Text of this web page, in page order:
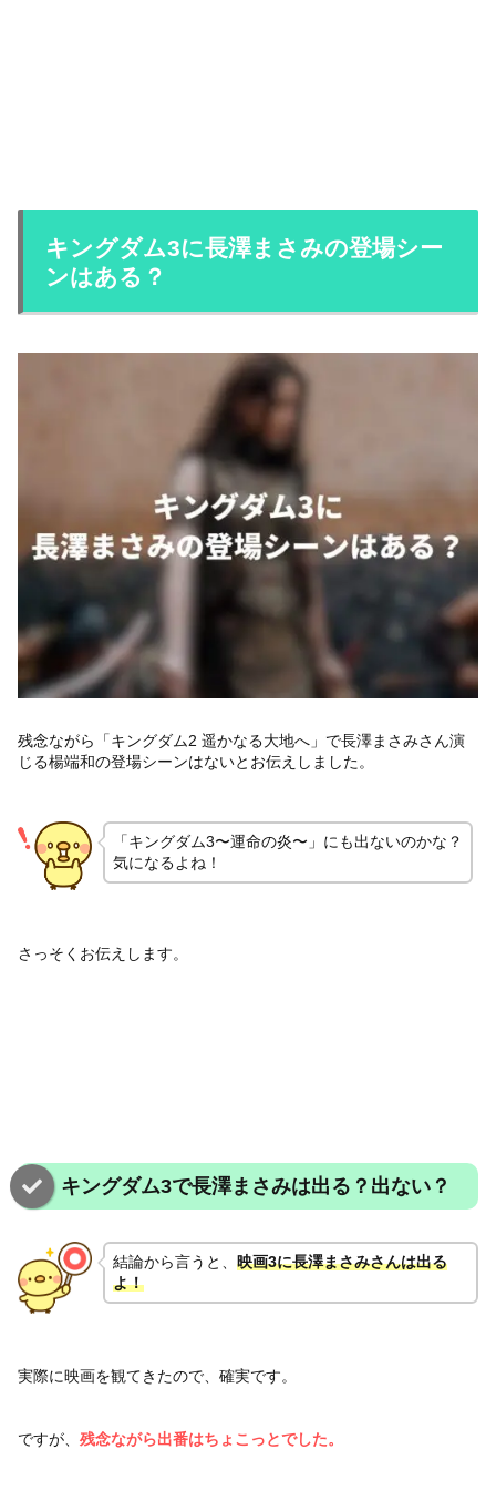
キングダム3に長澤まさみの登場シー
ンはある？
残念ながら「キングダム2 遥かなる大地へ」で長澤まさみさん演
じる楊端和の登場シーンはないとお伝えしました。
「キングダム3〜運命の炎〜」にも出ないのかな？
気になるよね！
さっそくお伝えします。
キングダム3で長澤まさみは出る？出ない？
結論から言うと、 映画3に長澤まさみさんは出る
よ！
実際に映画を観てきたので、確実です。
ですが、 残念ながら出番はちょこっとでした。